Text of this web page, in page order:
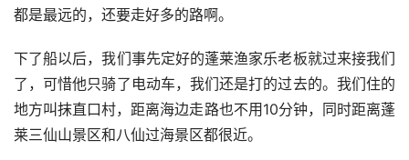
都是最远的，还要走好多的路啊。
下了船以后，我们事先定好的蓬莱渔家乐老板就过来接我们
了，可惜他只骑了电动车，我们还是打的过去的。我们住的
地方叫抹直口村，距离海边走路也不用10分钟，同时距离蓬
莱三仙山景区和八仙过海景区都很近。